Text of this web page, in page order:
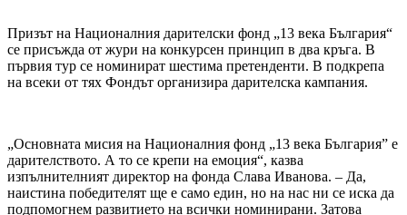
Призът на Националния дарителски фонд „13 века България“
се присъжда от жури на конкурсен принцип в два кръга. В
първия тур се номинират шестима претенденти. В подкрепа
на всеки от тях Фондът организира дарителска кампания.
„Основната мисия на Националния фонд „13 века България” е
дарителството. А то се крепи на емоция“, казва
изпълнителният директор на фонда Слава Иванова. – Да,
наистина победителят ще е само един, но на нас ни се иска да
подпомогнем развитието на всички номинирани. Затова